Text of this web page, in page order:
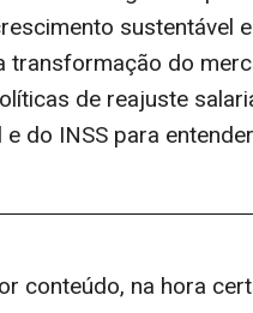
sustentável
transformação do
de reajuste
do INSS para
conteúdo, na hora